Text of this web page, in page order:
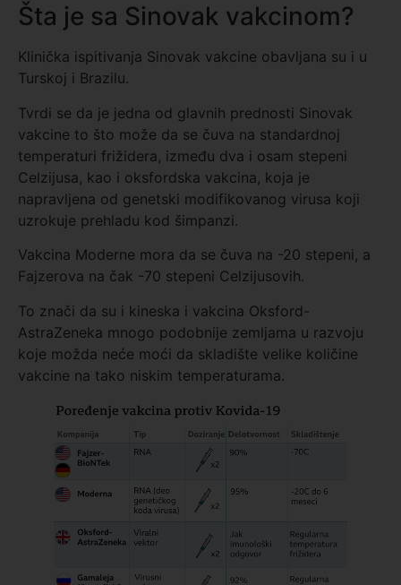
Šta je sa Sinovak vakcinom?
Klinička ispitivanja Sinovak vakcine obavljana su i u
Turskoj i Brazilu.
Tvrdi se da je jedna od glavnih prednosti Sinovak
vakcine to što može da se čuva na standardnoj
temperaturi frižidera, između dva i osam stepeni
Celzijusa, kao i oksfordska vakcina, koja je
napravljena od genetski modifikovanog virusa koji
uzrokuje prehladu kod šimpanzi.
Vakcina Moderne mora da se čuva na -20 stepeni, a
Fajzerova na čak -70 stepeni Celzijusovih.
To znači da su i kineska i vakcina Oksford-
AstraZeneka mnogo podobnije zemljama u razvoju
koje možda neće moći da skladište velike količine
vakcine na tako niskim temperaturama.